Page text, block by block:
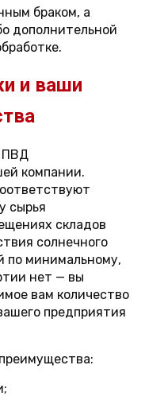
браком, а
дополнительной
и ваши
ПВД
компании.
сырья
складов
солнечного
по минимальному,
нет — вы
вам количество
предприятия